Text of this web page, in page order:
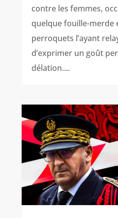
contre les femmes,
quelque fouille-merde
perroquets l’ayant
d’exprimer un goût
délation....